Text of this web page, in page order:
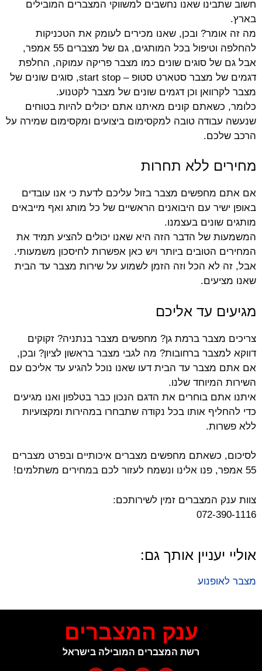
חשוב שתבינו שאנו נחשבים למשווקי המצברים המובילים
בארץ.
מה זה אומר? ובכן, שאנו מכירים לעומק את הטכניקות
להחלפה וטיפול בכל המותגים, גם של מצברים 55 אמפר,
אבל גם של סוגים שונים כמו מצבר פריקה עמוקה, החלפת
דגמים של מצבר סטארט סטופ – start stop, סוגים שונים של
מצבר לקרוואן וכן דגמים שונים של מצבר לקטנוע.
כלומר, כשאתם קונים מאיתנו אתם יכולים להיות בטוחים
שנעשה עבודה טובה למקסימום ביצועים ומקסימום שמירה על
הרכב שלכם.
מחירים ללא תחרות
אם אתם מחפשים מצבר בזול עליכם לדעת כי אנו עובדים
באופן ישיר עם היבואנים הראשיים של כל מותג ואף מייבאים
מותגים שונים בעצמנו.
המשמעות של הדבר הזה היא שאנו יכולים להציע תמיד את
המחירים הטובים ביותר ויש כאן אפשרות לחיסכון משמעותי.
אבל, זה לא הכל וזה הזמן לשמוע על שירות מצבר עד הבית
שאנו מציעים.
מגיעים עד אליכם
צריכים מצבר ברמת גן? מחפשים מצבר בנתניה? זקוקים
דווקא למצבר ברחובות? מה לגבי מצבר בראשון לציון? ובכן,
אם אתם מצבר עד הבית דעו שאנו נוכל להגיע עד אליכם עם
השירות המיוחד שלנו.
איתנו אתם בוחרים את הדגם הנכון כבר בטלפון ואנו מגיעים
כדי להחליף אותו בכל נקודה שתבחרו במהירות ומקצועיות
ללא פשרות.
לסיכום, כשאתם מחפשים מצברים איכותיים ובפרט מצברים
55 אמפר, פנו אלינו ונשמח לעזור לכם במחירים משתלמים!
צוות ענק המצברים זמין לשירותכם​:
072-390-1116
אוליי יעניין אותך גם:
מצבר לאופנוע
ענק המצברים
רשת המצברים המובילה בישראל